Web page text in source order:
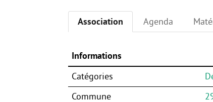
Association Agenda
Informations
Catégories
Commune